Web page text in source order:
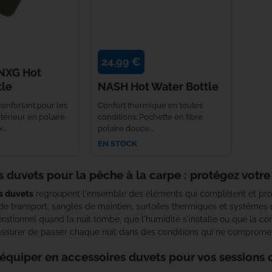
Hot
pour les
en polaire
24,99 €
NASH Hot Water Bottle
Confort thermique en toutes
conditions. Pochette en fibre
polaire douce....
EN STOCK
duvets pour la pêche à la carpe : protégez
duvets regroupent l'ensemble des éléments qui complètent et
de transport, sangles de maintien, surtoiles thermiques et
quand la nuit tombe, que l'humidité s'installe ou que la
de passer chaque nuit dans des conditions qui ne
en accessoires duvets pour vos sessions
Nylons zig
Protection appâts
Plastifiants plombs
Accessoires BDL divers
Leader
Flotteurs epuisette
Barres de pesés
Housses pour pesons
Combustible
Accessoires réchaud
Barbecue
Mugs
Accessoires lampes de biwy
Serviettes
Jerrican
Polos
Shorts pêche
Bonnets pêche
Combinaisons pêche
Waders / cuissardes
Chaussettes
Vêtements femme
Vêtements enfant
Attractants
Broyeurs appâts
Bagagerie amorçage
Plombs marker / sondeurs
Accessoires sondage
Cap River
Carp porter
Carp Sounder
Carpspirit
Carpspot
Castaway PVA
CC Moore